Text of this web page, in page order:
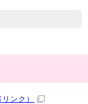
リンク）